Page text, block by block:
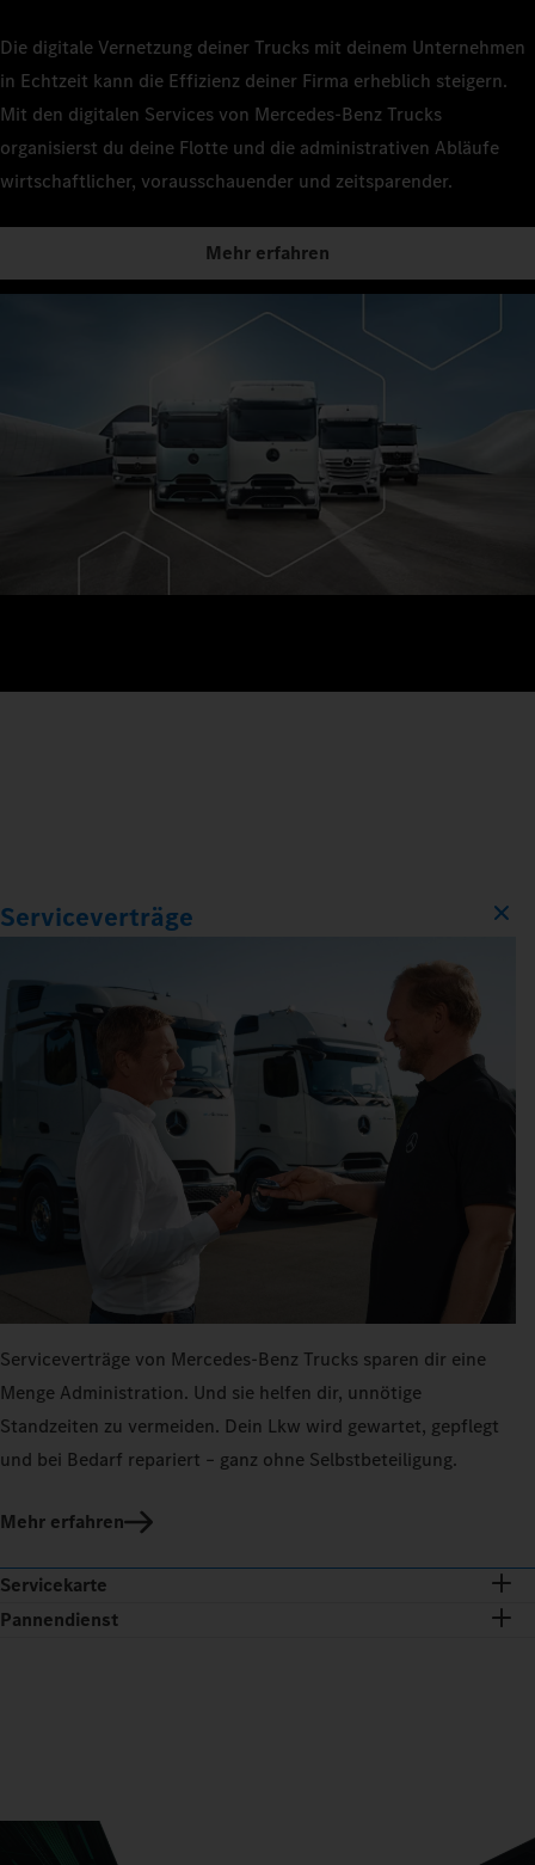
Die digitale Vernetzung deiner Trucks mit deinem Unternehmen
in Echtzeit kann die Effizienz deiner Firma erheblich steigern.
Mit den digitalen Services von Mercedes‑Benz Trucks
organisierst du deine Flotte und die administrativen Abläufe
wirtschaftlicher, vorausschauender und zeitsparender.
Mehr erfahren
Serviceverträge
Serviceverträge von Mercedes‑Benz Trucks sparen dir eine
Menge Administration. Und sie helfen dir, unnötige
Standzeiten zu vermeiden. Dein Lkw wird gewartet, gepflegt
und bei Bedarf repariert – ganz ohne Selbstbeteiligung.
Mehr erfahren
Servicekarte
Pannendienst